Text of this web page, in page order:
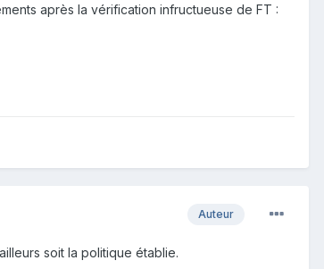
après la vérification infructueuse de FT :
Auteur
soit la politique établie.